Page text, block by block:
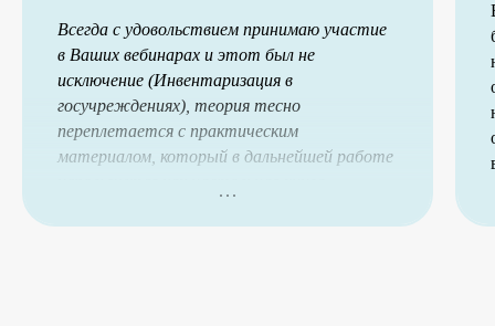
Всегда с удовольствием принимаю участие
в Ваших вебинарах и этот был не
исключение (Инвентаризация в
госучреждениях), теория тесно
переплетается с практическим
материалом, который в дальнейшей работе
данного вебинара по шкале 10, то 10 из 10.